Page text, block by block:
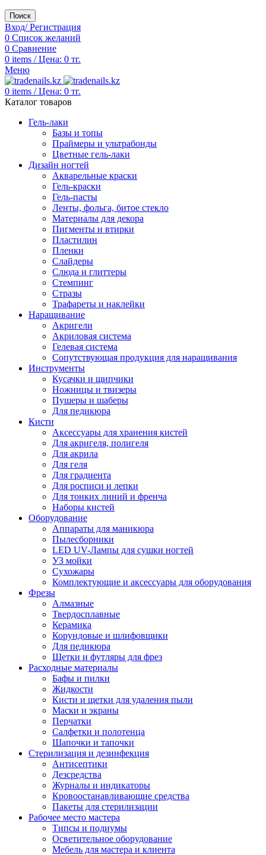
Поиск
Вход/ Регистрация
0 Список желаний
0 Сравнение
0 items / Цена: 0 тг.
Меню
0 items / Цена: 0 тг.
Каталог товаров
Гель-лаки
Базы и топы
Праймеры и ультрабонды
Цветные гель-лаки
Дизайн ногтей
Акварельные краски
Гель-краски
Гель-пасты
Ленты, фольга, битое стекло
Материалы для декора
Пигменты и втирки
Пластилин
Пленки
Слайдеры
Слюда и глиттеры
Стемпинг
Стразы
Трафареты и наклейки
Наращивание
Акригели
Акриловая система
Гелевая система
Сопутствующая продукция для наращивания
Инструменты
Кусачки и щипчики
Ножницы и твизеры
Пушеры и шаберы
Для педикюра
Кисти
Аксессуары для хранения кистей
Для акригеля, полигеля
Для акрила
Для геля
Для градиента
Для росписи и лепки
Для тонких линий и френча
Наборы кистей
Оборудование
Аппараты для маникюра
Пылесборники
LED UV-Лампы для сушки ногтей
УЗ мойки
Сухожары
Комплектующие и аксессуары для оборудования
Фрезы
Алмазные
Твердосплавные
Керамика
Корундовые и шлифовщики
Для педикюра
Щетки и футляры для фрез
Расходные материалы
Бафы и пилки
Жидкости
Кисти и щетки для удаления пыли
Маски и экраны
Перчатки
Салфетки и полотенца
Шапочки и тапочки
Стерилизация и дезинфекция
Антисептики
Дезсредства
Журналы и индикаторы
Кровоостанавливающие средства
Пакеты для стерилизации
Рабочее место мастера
Типсы и подиумы
Осветительное оборудование
Мебель для мастера и клиента